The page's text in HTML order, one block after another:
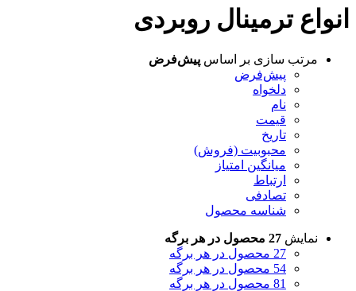
انواع ترمینال روبردی
مرتب سازی بر اساس پیش‌فرض
پیش‌فرض
دلخواه
نام
قیمت
تاریخ
محبوبیت (فروش)
میانگین امتیاز
ارتباط
تصادفی
شناسه محصول
نمایش 27 محصول در هر برگه
27 محصول در هر برگه
54 محصول در هر برگه
81 محصول در هر برگه